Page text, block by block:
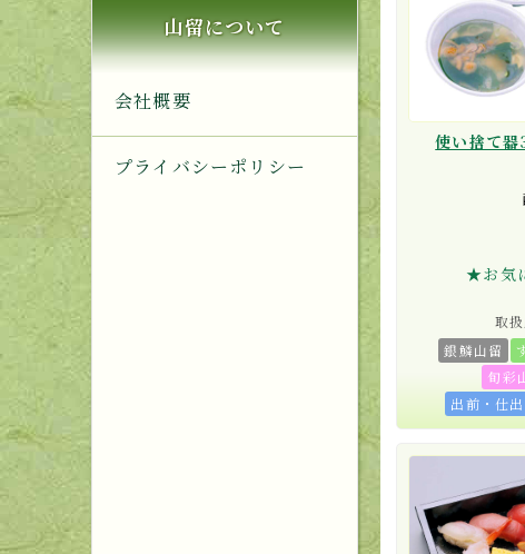
山留について
会社概要
プライバシーポリシー
使い捨て器
★お気
取
銀鱗山留
旬彩
出前・仕